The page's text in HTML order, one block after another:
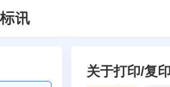
关于打印/复